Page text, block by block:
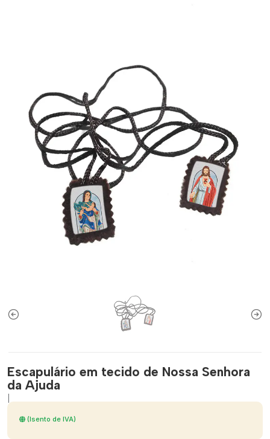
Escapulário em tecido de Nossa Senhora
da Ajuda
(Isento de IVA)